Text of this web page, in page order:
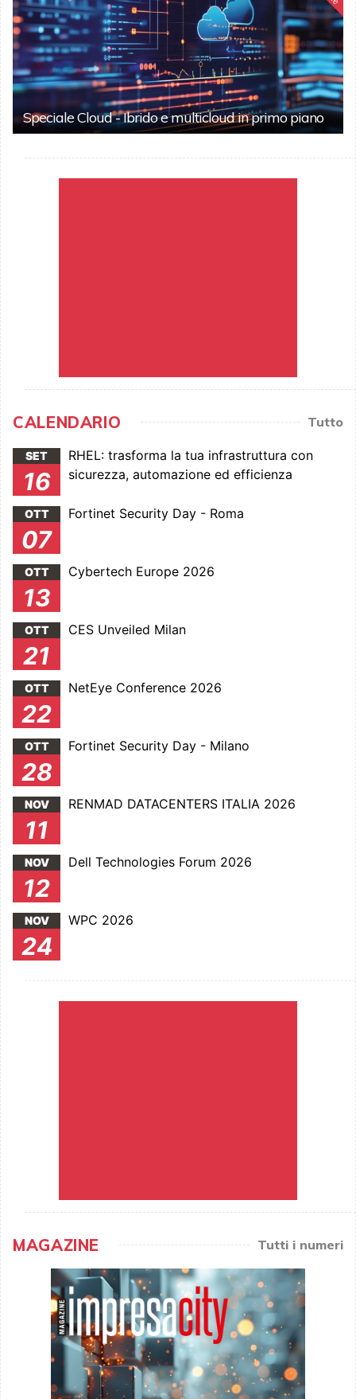
Speciale Cloud - Ibrido e multicloud in primo piano
CALENDARIO Tutto
SET
16
RHEL: trasforma la tua infrastruttura con
sicurezza, automazione ed efficienza
OTT
07
Fortinet Security Day - Roma
OTT
13
Cybertech Europe 2026
OTT
21
CES Unveiled Milan
OTT
22
NetEye Conference 2026
OTT
28
Fortinet Security Day - Milano
NOV
11
RENMAD DATACENTERS ITALIA 2026
NOV
12
Dell Technologies Forum 2026
NOV
24
WPC 2026
MAGAZINE Tutti i numeri